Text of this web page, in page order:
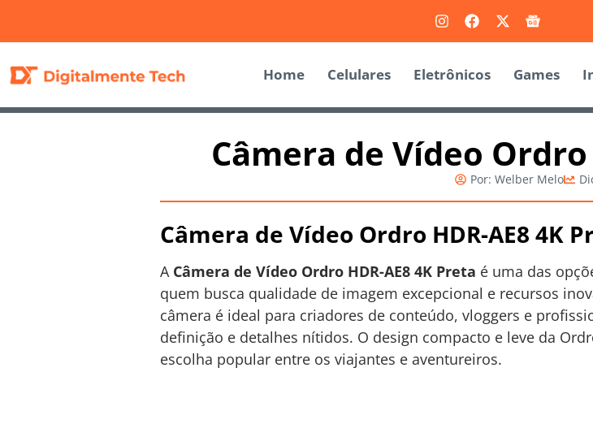
Home Celulares Eletrônicos Games
Câmera de Vídeo Ordro
Por: Welber Melo
Câmera de Vídeo Ordro HDR-AE8 4K
A Câmera de Vídeo Ordro HDR-AE8 4K Preta é uma das
quem busca qualidade de imagem excepcional e recursos
câmera é ideal para criadores de conteúdo, vloggers e
definição e detalhes nítidos. O design compacto e leve da
escolha popular entre os viajantes e aventureiros.